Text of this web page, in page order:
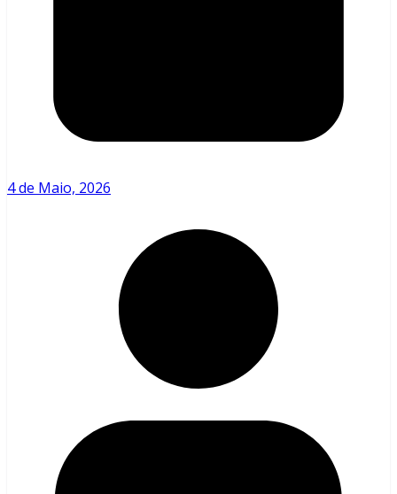
4 de Maio, 2026